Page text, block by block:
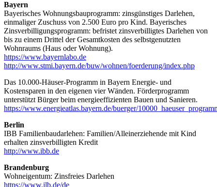
Bayern
Bayerisches Wohnungsbauprogramm: zinsgünstiges Darlehen,
einmaliger Zuschuss von 2.500 Euro pro Kind. Bayerisches
Zinsverbilligungsprogramm: befristet zinsverbilligtes Darlehen von
bis zu einem Drittel der Gesamtkosten des selbstgenutzten
Wohnraums (Haus oder Wohnung).
https://www.bayernlabo.de
http://www.stmi.bayern.de/buw/wohnen/foerderung/index.php
Das 10.000-Häuser-Programm in Bayern Energie- und
Kostensparen in den eigenen vier Wänden. Förderprogramm
unterstützt Bürger beim energieeffizienten Bauen und Sanieren.
https://www.energieatlas.bayern.de/buerger/
Berlin
IBB Familienbaudarlehen: Familien/Alleinerziehende mit Kind
erhalten zinsverbilligten Kredit
http://www.ibb.de
Brandenburg
Wohneigentum: Zinsfreies Darlehen
https://www.ilb.de/de